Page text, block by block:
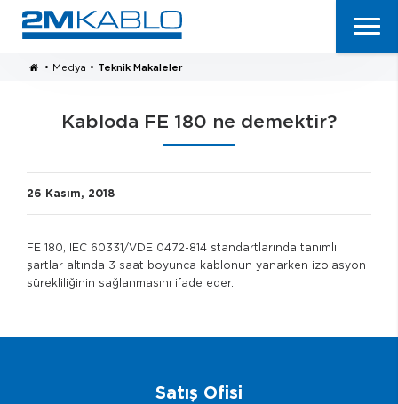
• Medya • Teknik Makaleler
Kabloda FE 180 ne demektir?
26 Kasım, 2018
FE 180, IEC 60331/VDE 0472-814 standartlarında tanımlı
şartlar altında 3 saat boyunca kablonun yanarken izolasyon
sürekliliğinin sağlanmasını ifade eder.
Satış Ofisi